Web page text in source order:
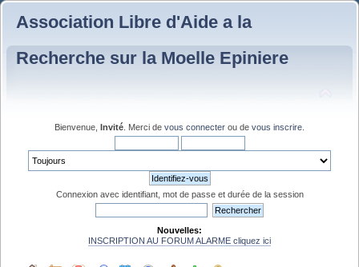
Association Libre d'Aide a la
Recherche sur la Moelle Epiniere
Bienvenue, Invité . Merci de vous connecter ou de vous inscrire
Connexion avec identifiant, mot de passe et durée de la session
Nouvelles:
INSCRIPTION AU FORUM ALARME cliquez ici